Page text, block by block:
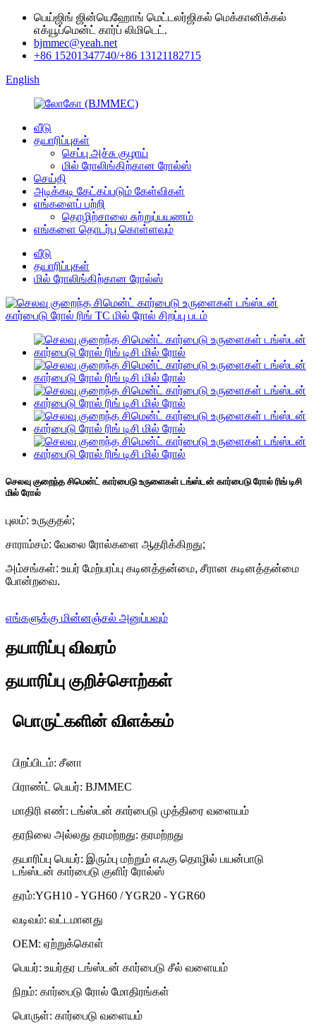
பெய்ஜிங் ஜின்யெஹோங் மெட்டலர்ஜிகல் மெக்கானிக்கல்
எக்யூப்மென்ட் கார்ப் லிமிடெட்.
bjmmec@yeah.net
+86 15201347740/+86 13121182715
English
வீடு
தயாரிப்புகள்
செப்பு அச்சு குழாய்
மில் ரோலிங்கிற்கான ரோல்ஸ்
செய்தி
அடிக்கடி கேட்கப்படும் கேள்விகள்
எங்களைப் பற்றி
தொழிற்சாலை சுற்றுப்பயணம்
எங்களை தொடர்பு கொள்ளவும்
வீடு
தயாரிப்புகள்
மில் ரோலிங்கிற்கான ரோல்ஸ்
செலவு குறைந்த சிமென்ட் கார்பைடு உருளைகள் டங்ஸ்டன் கார்பைடு ரோல் ரிங் டிசி
மில் ரோல்
புலம்: உருகுதல்;
சாராம்சம்: வேலை ரோல்களை ஆதரிக்கிறது;
அம்சங்கள்: உயர் மேற்பரப்பு கடினத்தன்மை, சீரான கடினத்தன்மை
போன்றவை.
எங்களுக்கு மின்னஞ்சல் அனுப்பவும்
தயாரிப்பு விவரம்
தயாரிப்பு குறிச்சொற்கள்
பொருட்களின் விளக்கம்
பிறப்பிடம்: சீனா
பிராண்ட் பெயர்: BJMMEC
மாதிரி எண்: டங்ஸ்டன் கார்பைடு முத்திரை வளையம்
தரநிலை அல்லது தரமற்றது: தரமற்றது
தயாரிப்பு பெயர்: இரும்பு மற்றும் எஃகு தொழில் பயன்பாடு
டங்ஸ்டன் கார்பைடு குளிர் ரோல்ஸ்
தரம்:YGH10 - YGH60 / YGR20 - YGR60
வடிவம்: வட்டமானது
OEM: ஏற்றுக்கொள்
பெயர்: உயர்தர டங்ஸ்டன் கார்பைடு சீல் வளையம்
நிறம்: கார்பைடு ரோல் மோதிரங்கள்
பொருள்: கார்பைடு வளையம்